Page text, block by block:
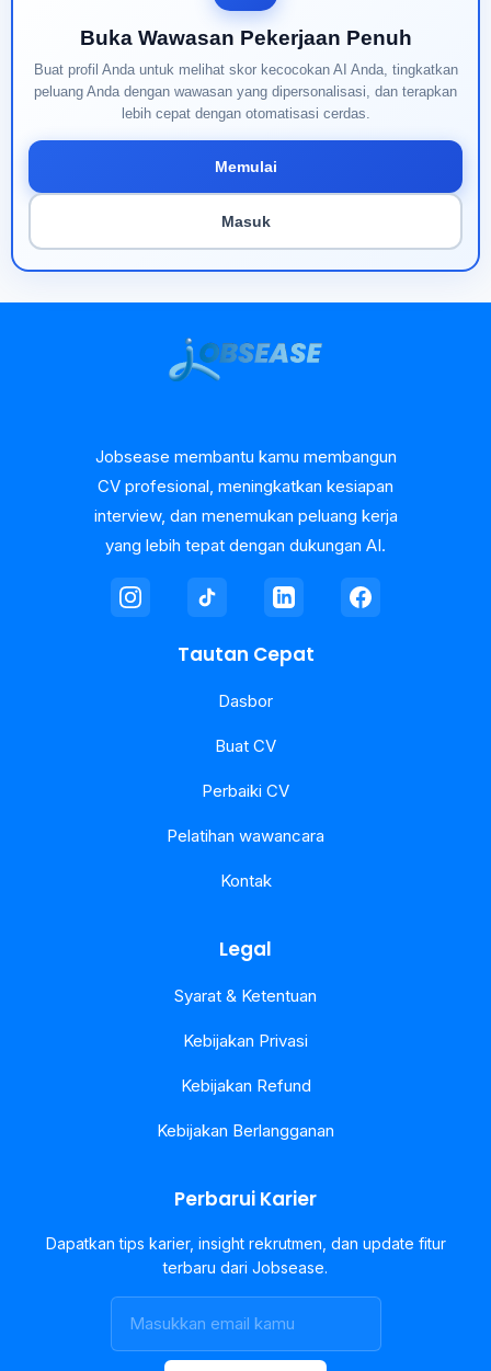
Buka Wawasan Pekerjaan Penuh
Buat profil Anda untuk melihat skor kecocokan AI Anda, tingkatkan
peluang Anda dengan wawasan yang dipersonalisasi, dan terapkan
lebih cepat dengan otomatisasi cerdas.
Memulai
Masuk
Jobsease membantu kamu membangun
CV profesional, meningkatkan kesiapan
interview, dan menemukan peluang kerja
yang lebih tepat dengan dukungan AI.
Tautan Cepat
Dasbor
Buat CV
Perbaiki CV
Pelatihan wawancara
Kontak
Legal
Syarat & Ketentuan
Kebijakan Privasi
Kebijakan Refund
Kebijakan Berlangganan
Perbarui Karier
Dapatkan tips karier, insight rekrutmen, dan update fitur
terbaru dari Jobsease.